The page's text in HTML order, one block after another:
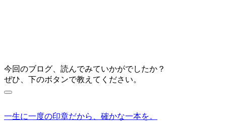
今回のブログ、読んでみていかがでしたか？
ぜひ、下のボタンで教えてください。
一生に一度の印章だから、確かな一本を。